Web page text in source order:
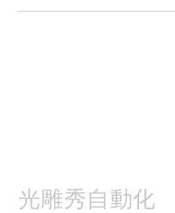
光雕秀自動化